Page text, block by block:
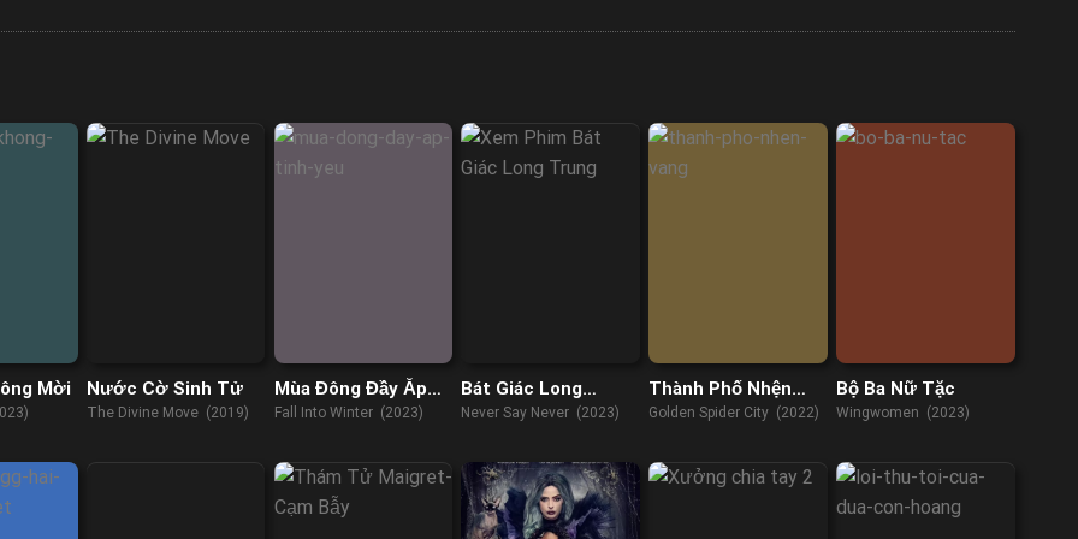
Mời Nước Cờ Sinh Tử
The Divine Move (2019)
Mùa Đông Đầy Ắp
Tình Yêu
Fall Into Winter (2023)
Bát Giác Long
Trung
Never Say Never (2023)
Thành Phố Nhện
Vàng
Golden Spider City (2022)
Bộ Ba Nữ Tặc
Wingwomen (2023)